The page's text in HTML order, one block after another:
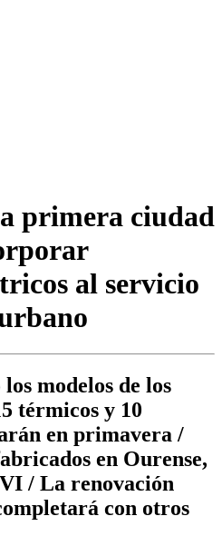
primera ciudad
al servicio
modelos de los
térmicos y 10
en primavera /
en Ourense,
/ La renovación
con otros